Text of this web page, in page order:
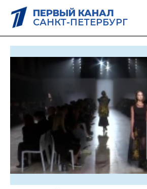
ПЕРВЫЙ КАНАЛ
САНКТ-ПЕТЕРБУРГ